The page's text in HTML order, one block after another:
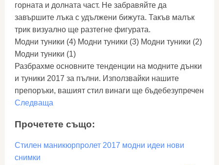
горната и долната част. Не забравяйте да
завършите лъка с удължени бижута. Такъв малък
трик визуално ще разтегне фигурата.
Модни туники (4) Модни туники (3) Модни туники (2)
Модни туники (1)
Разбрахме основните тенденции на модните дънки
и туники 2017 за пълни. Използвайки нашите
препоръки, вашият стил винаги ще бъдебезупречен
Следваща
Прочетете също:
Стилен маникюрпролет 2017 модни идеи нови
снимки